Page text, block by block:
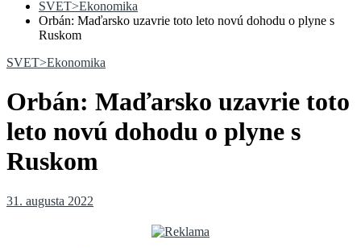
SVET>Ekonomika
Orbán: Maďarsko uzavrie toto leto novú dohodu o plyne s
Ruskom
SVET>Ekonomika
Orbán: Maďarsko uzavrie toto
leto novú dohodu o plyne s
Ruskom
31. augusta 2022